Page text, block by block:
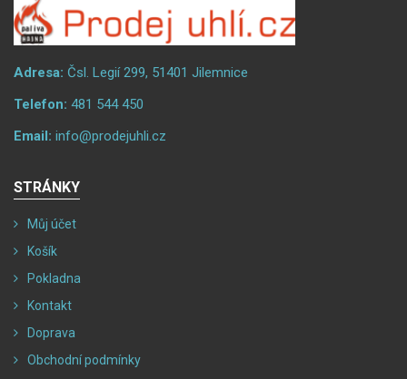
Adresa: Čsl. Legií 299, 51401 Jilemnice
Telefon: 481 544 450
Email: info@prodejuhli.cz
STRÁNKY
Můj účet
Košík
Pokladna
Kontakt
Doprava
Obchodní podmínky